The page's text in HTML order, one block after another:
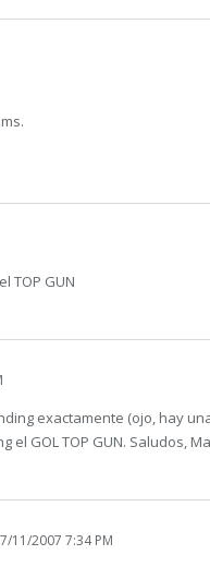
TOP GUN
exactamente (ojo, hay
el GOL TOP GUN. Saludos,
11/2007 7:34 PM